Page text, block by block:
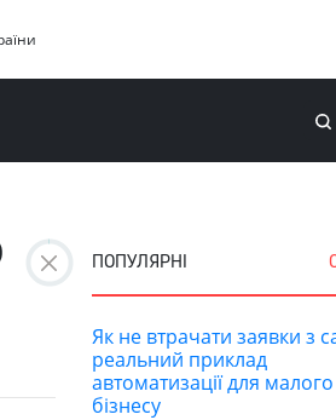
ПОПУЛЯРНІ
Як не втрачати заявки з
реальний приклад
автоматизації для малого
бізнесу